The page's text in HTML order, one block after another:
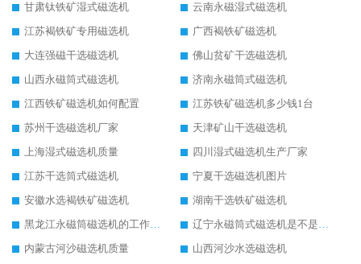
甘肃钛铁矿湿式磁选机
云南永磁湿式磁选机
江苏褐铁矿专用磁选机
广西褐铁矿磁选机
大连强磁干选磁选机
佛山贫矿干选磁选机
山西永磁筒式磁选机
济南永磁筒式磁选机
江西铁矿磁选机如何配置
江苏铁矿磁选机多少钱1台
苏州干选磁选机厂家
天津矿山干选磁选机
上海湿式磁选机质量
四川湿式磁选机生产厂家
江苏干选筒式磁选机
宁夏干选磁选机图片
安徽水选褐铁矿磁选机
湖南干选铁矿磁选机
黑龙江永磁筒磁选机的工作原理
辽宁永磁筒式磁选机是不是强磁
内蒙古河沙磁选机质量
山西河沙水选磁选机